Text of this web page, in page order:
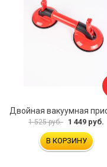
1 525 руб. 1 449 руб.
В КОРЗИНУ